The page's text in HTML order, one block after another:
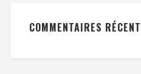
COMMENTAIRES